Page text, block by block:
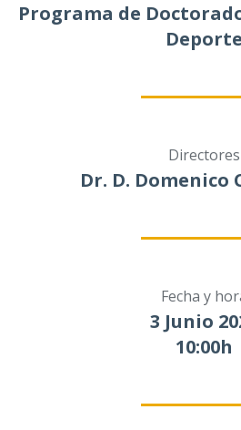
Programa de
Deporte
Directores
Dr. D. Domenico
Fecha y
3 Junio
10:00h